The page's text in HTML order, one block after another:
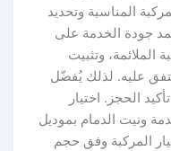
المناسبة وتحديد
جودة الخدمة على
وتثبيت
عليه. لذلك يُفضّل
الحجز. اختيار
ونيت الدمام بموديل
المركبة وفق حجم